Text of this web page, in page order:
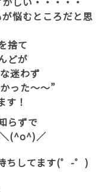
悩むところだと思
捨て
どが
迷わず
った～～”
す！
らずで
(^o^)／
ちしてます(゜-゜)